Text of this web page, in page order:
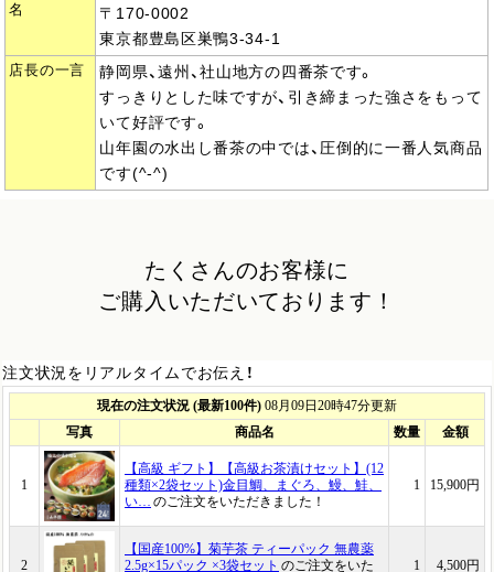
名
〒170-0002
東京都豊島区巣鴨3-34-1
店長の一言
静岡県、遠州、社山地方の四番茶です。
すっきりとした味ですが、引き締まった強さをもって
いて好評です。
山年園の水出し番茶の中では、圧倒的に一番人気商品
です(^-^)
たくさんのお客様に
ご購入いただいております！
注文状況をリアルタイムでお伝え！